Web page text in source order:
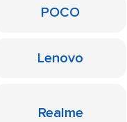
POCO
Lenovo
Realme